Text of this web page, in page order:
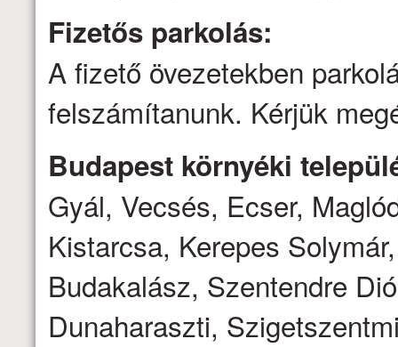
Fizetős parkolás:
A fizető övezetekben
felszámítanunk. Kérjük
Budapest környéki
Gyál, Vecsés, Ecser,
Kistarcsa, Kerepes
Budakalász, Szentendre
Dunaharaszti,